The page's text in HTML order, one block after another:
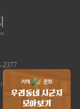
2377
ALL RIGHT RES